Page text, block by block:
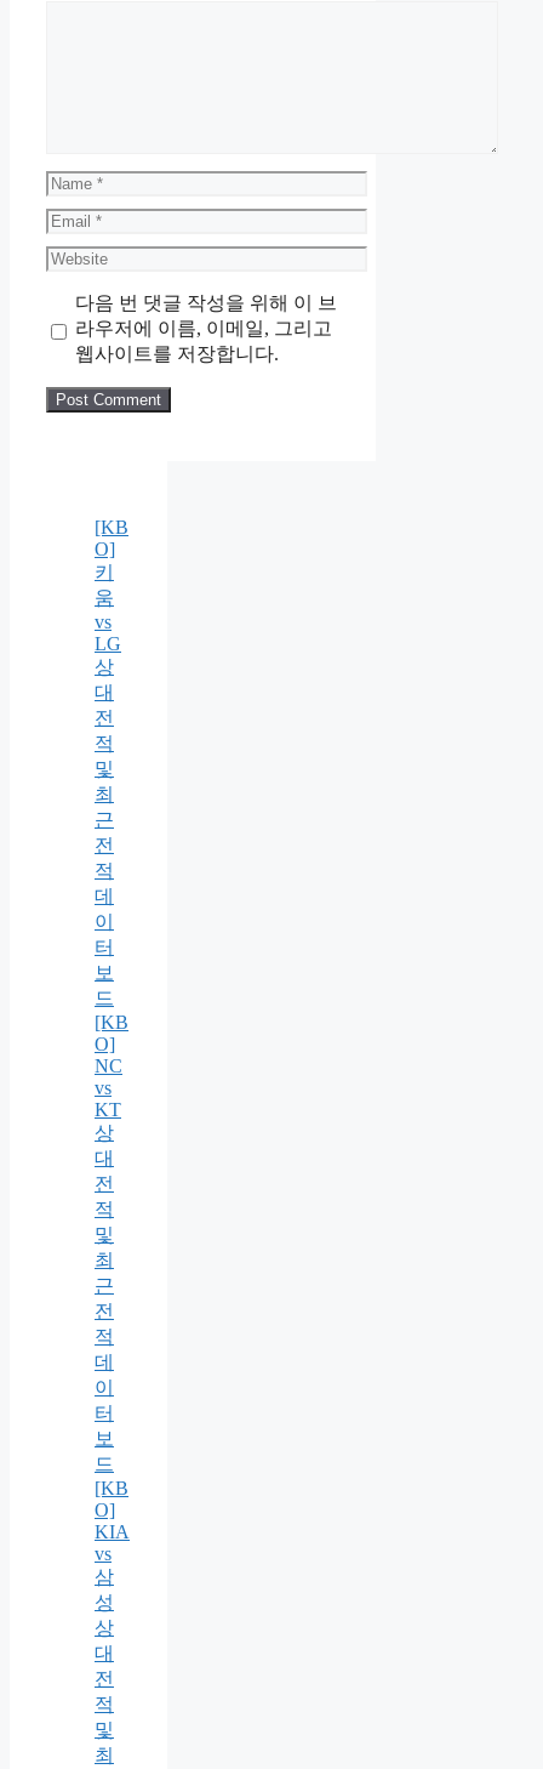
Name
Email
Website
다음 번 댓글 작성을 위해 이 브
라우저에 이름, 이메일, 그리고
웹사이트를 저장합니다.
[KB
O]
키
움
vs
LG
상
대
전
적
및
최
근
전
적
데
이
터
보
드
[KB
O]
NC
vs
KT
상
대
전
적
및
최
근
전
적
데
이
터
보
드
[KB
O]
KIA
vs
삼
성
상
대
전
적
및
최